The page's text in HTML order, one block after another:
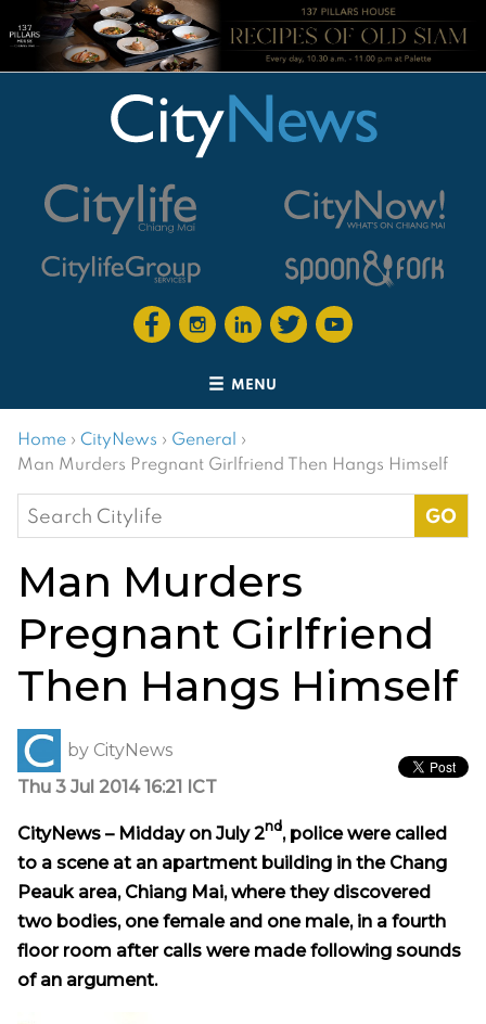
MENU
Home › CityNews › General ›
Man Murders Pregnant Girlfriend Then Hangs Himself
Search
for:
Man Murders
Pregnant Girlfriend
Then Hangs Himself
by CityNews
Thu 3 Jul 2014 16:21 ICT
CityNews – Midday on July 2nd, police were called
to a scene at an apartment building in the Chang
Peauk area, Chiang Mai, where they discovered
two bodies, one female and one male, in a fourth
floor room after calls were made following sounds
of an argument.